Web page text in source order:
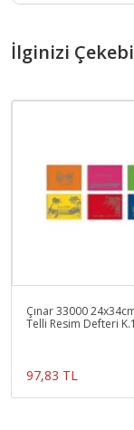
İlginizi
Çınar 33000
Telli Resim Defteri
97,83 TL